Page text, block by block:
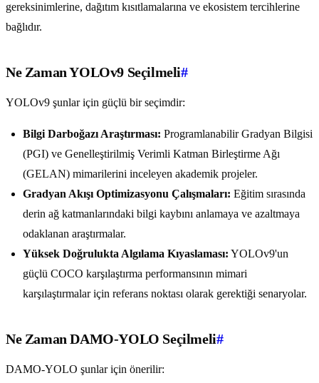
gereksinimlerine, dağıtım kısıtlamalarına ve ekosistem tercihlerine
bağlıdır.
Ne Zaman YOLOv9 Seçilmeli#
YOLOv9 şunlar için güçlü bir seçimdir:
Bilgi Darboğazı Araştırması: Programlanabilir Gradyan Bilgisi
(PGI) ve Genelleştirilmiş Verimli Katman Birleştirme Ağı
(GELAN) mimarilerini inceleyen akademik projeler.
Gradyan Akışı Optimizasyonu Çalışmaları: Eğitim sırasında
derin ağ katmanlarındaki bilgi kaybını anlamaya ve azaltmaya
odaklanan araştırmalar.
Yüksek Doğrulukta Algılama Kıyaslaması: YOLOv9'un
güçlü COCO karşılaştırma performansının mimari
karşılaştırmalar için referans noktası olarak gerektiği senaryolar.
Ne Zaman DAMO-YOLO Seçilmeli#
DAMO-YOLO şunlar için önerilir: